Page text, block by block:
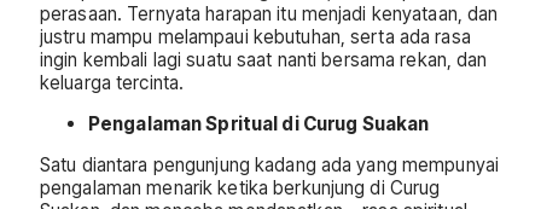
perasaan. Ternyata harapan itu menjadi kenyataan, dan
justru mampu melampaui kebutuhan, serta ada rasa
ingin kembali lagi suatu saat nanti bersama rekan, dan
keluarga tercinta.
Pengalaman Spritual di Curug Suakan
Satu diantara pengunjung kadang ada yang mempunyai
pengalaman menarik ketika berkunjung di Curug